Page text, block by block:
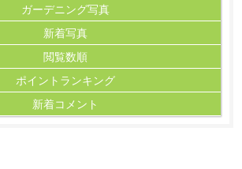
ガーデニング写真
新着写真
閲覧数順
ポイント ランキング
新着コメント